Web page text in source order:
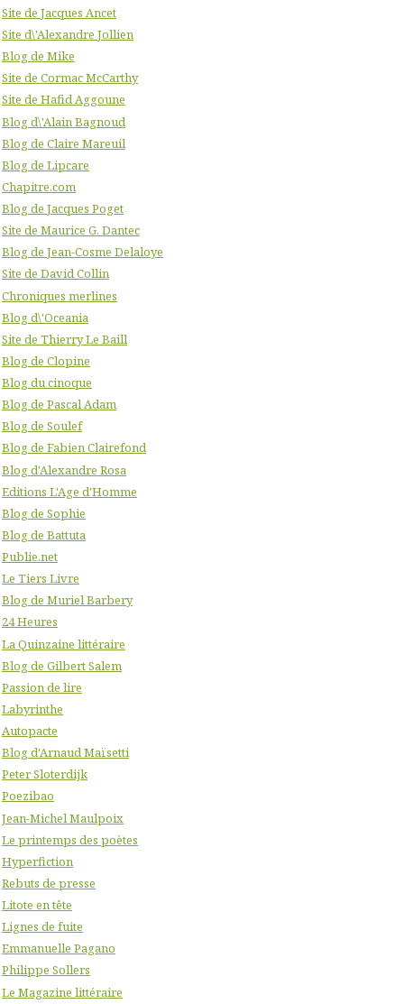
Site de Jacques Ancet
Site d\'Alexandre Jollien
Blog de Mike
Site de Cormac McCarthy
Site de Hafid Aggoune
Blog d\'Alain Bagnoud
Blog de Claire Mareuil
Blog de Lipcare
Chapitre.com
Blog de Jacques Poget
Site de Maurice G. Dantec
Blog de Jean-Cosme Delaloye
Site de David Collin
Chroniques merlines
Blog d\'Oceania
Site de Thierry Le Baill
Blog de Clopine
Blog du cinoque
Blog de Pascal Adam
Blog de Soulef
Blog de Fabien Clairefond
Blog d'Alexandre Rosa
Editions L'Age d'Homme
Blog de Sophie
Blog de Battuta
Publie.net
Le Tiers Livre
Blog de Muriel Barbery
24 Heures
La Quinzaine littéraire
Blog de Gilbert Salem
Passion de lire
Labyrinthe
Autopacte
Blog d'Arnaud Maïsetti
Peter Sloterdijk
Poezibao
Jean-Michel Maulpoix
Le printemps des poètes
Hyperfiction
Rebuts de presse
Litote en tête
Lignes de fuite
Emmanuelle Pagano
Philippe Sollers
Le Magazine littéraire